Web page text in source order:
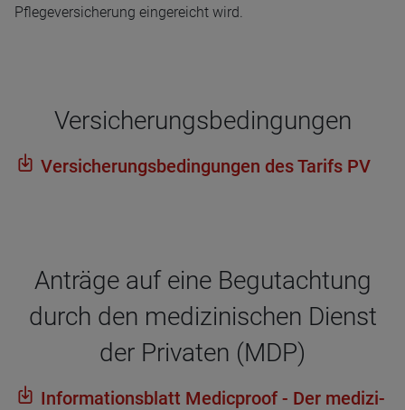
Pflegeversicherung eingereicht wird.
Ver­si­che­rungs­be­din­gun­gen
Ver­si­che­rungs­be­din­gun­gen des Tarifs PV
Anträge auf eine Begut­ach­tung
durch den medi­zi­ni­schen Dienst
der Pri­va­ten (MDP)
Infor­ma­ti­ons­blatt Medicproof - Der medi­zi­